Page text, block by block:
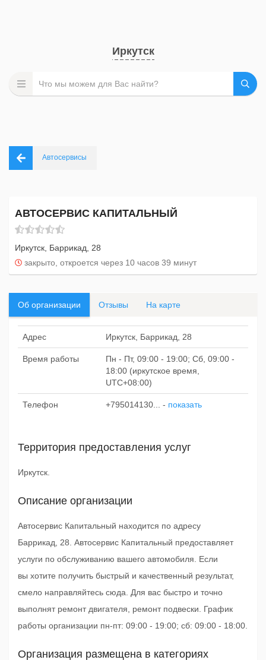
Иркутск
Автосервисы
АВТОСЕРВИС КАПИТАЛЬНЫЙ
Иркутск, Баррикад, 28
закрыто, откроется через 10 часов 39 минут
Об организации Отзывы На карте
Адрес Иркутск, Баррикад, 28
Время работы
Пн - Пт, 09:00 - 19:00; Сб, 09:00 -
18:00 (иркутское время,
UTC+08:00)
Телефон +795014130... - показать
Территория предоставления услуг
Иркутск.
Описание организации
Автосервис Капитальный находится по адресу
Баррикад, 28. Автосервис Капитальный предоставляет
услуги по обслуживанию вашего автомобиля. Если
вы хотите получить быстрый и качественный результат,
смело направляйтесь сюда. Для вас быстро и точно
выполнят ремонт двигателя, ремонт подвески. График
работы организации пн-пт: 09:00 - 19:00; сб: 09:00 - 18:00.
Организация размещена в категориях